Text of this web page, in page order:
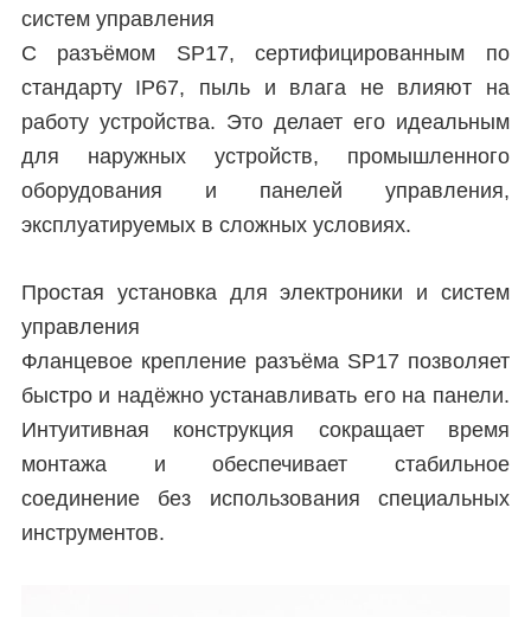
систем управления
С разъёмом SP17, сертифицированным по
стандарту IP67, пыль и влага не влияют на
работу устройства. Это делает его идеальным
для наружных устройств, промышленного
оборудования и панелей управления,
эксплуатируемых в сложных условиях.
Простая установка для электроники и систем
управления
Фланцевое крепление разъёма SP17 позволяет
быстро и надёжно устанавливать его на панели.
Интуитивная конструкция сокращает время
монтажа и обеспечивает стабильное
соединение без использования специальных
инструментов.